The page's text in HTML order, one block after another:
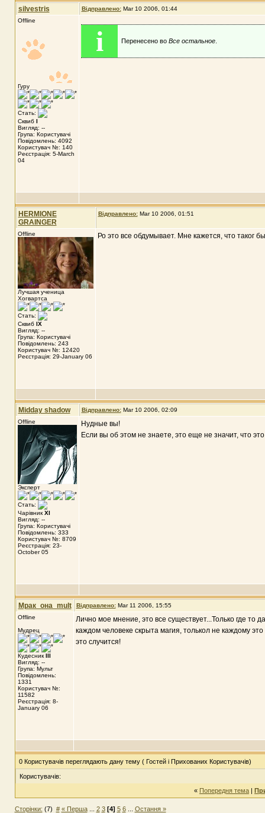
silvestris Відправлено: Mar 10 2006, 01:44
Offline
Гуру
Стать:
Сквиб I
Вигляд: --
Група: Користувачі
Повідомлень: 4092
Користувач №: 140
Реєстрація: 5-March
04
i Перенесено во Все остальное.
HERMIONE
GRAINGER
Відправлено: Mar 10 2006, 01:51
Offline
Лучшая ученица
Хогвартса
Стать:
Сквиб IX
Вигляд: --
Група: Користувачі
Повідомлень: 243
Користувач №: 12420
Реєстрація: 29-January 06
Ро это все обдумывает. Мне кажется, что таког
Midday shadow Відправлено: Mar 10 2006, 02:09
Offline
Эксперт
Стать:
Чарівник XI
Вигляд: --
Група: Користувачі
Повідомлень: 333
Користувач №: 8709
Реєстрація: 23-
October 05
Нудные вы!
Если вы об этом не знаете, это еще не значит, что
Мрак_она_mult Відправлено: Mar 11 2006, 15:55
Offline
Мудрец
Кудесник III
Вигляд: --
Група: Мульт
Повідомлень:
1331
Користувач №:
11582
Реєстрація: 8-
January 06
Лично мое мнение, это все существует...Только где то
каждом человеке скрыта магия, толькол не каждому
это случится!
0 Користувачів переглядають дану тему ( Гостей і Прихованих Користувачів)
Користувачів:
« Попередня тема |
Сторінки: (7) # « Перша... 2 3 [4] 5 6... Остання »